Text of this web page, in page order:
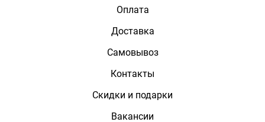
Оплата
Доставка
Самовывоз
Контакты
Скидки и подарки
Вакансии